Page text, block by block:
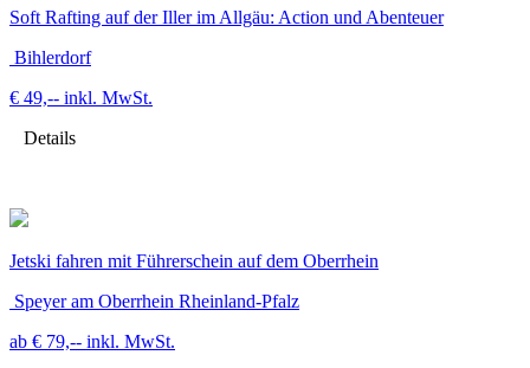
Soft Rafting auf der Iller im Allgäu: Action und Abenteuer
Bihlerdorf
€ 49,-- inkl. MwSt.
Details
Jetski fahren mit Führerschein auf dem Oberrhein
Speyer am Oberrhein Rheinland-Pfalz
ab € 79,-- inkl. MwSt.